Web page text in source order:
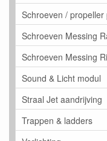
Schroeven / propeller
Schroeven Messing
Schroeven Messing
Sound & Licht modul
Straal Jet aandrijving
Trappen & ladders